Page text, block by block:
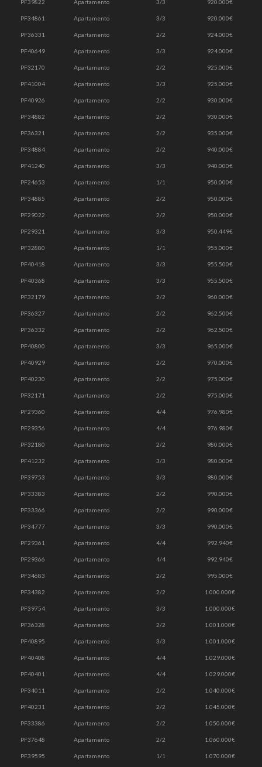
PF39822 Apartamento 3/3 920.000€
PF34861 Apartamento 3/3 920.000€
PF36331 Apartamento 2/2 924.000€
PF40649 Apartamento 3/3 924.000€
PF32170 Apartamento 2/2 925.000€
PF41004 Apartamento 3/3 925.000€
PF40926 Apartamento 2/2 930.000€
PF34882 Apartamento 2/2 930.000€
PF36321 Apartamento 2/2 935.000€
PF34884 Apartamento 2/2 940.000€
PF41240 Apartamento 3/3 940.000€
PF24653 Apartamento 1/1 950.000€
PF34885 Apartamento 2/2 950.000€
PF29022 Apartamento 2/2 950.000€
PF29321 Apartamento 3/3 950.449€
PF32880 Apartamento 1/1 955.000€
PF40418 Apartamento 3/3 955.500€
PF40368 Apartamento 3/3 955.500€
PF32179 Apartamento 2/2 960.000€
PF36327 Apartamento 2/2 962.500€
PF36332 Apartamento 2/2 962.500€
PF40800 Apartamento 3/3 965.000€
PF40929 Apartamento 2/2 970.000€
PF40230 Apartamento 2/2 975.000€
PF32171 Apartamento 2/2 975.000€
PF29360 Apartamento 4/4 976.980€
PF29356 Apartamento 4/4 976.980€
PF32180 Apartamento 2/2 980.000€
PF41232 Apartamento 3/3 980.000€
PF39753 Apartamento 3/3 980.000€
PF33383 Apartamento 2/2 990.000€
PF33366 Apartamento 2/2 990.000€
PF34777 Apartamento 3/3 990.000€
PF29361 Apartamento 4/4 992.940€
PF29366 Apartamento 4/4 992.940€
PF34683 Apartamento 2/2 995.000€
PF34382 Apartamento 2/2 1.000.000€
PF39754 Apartamento 3/3 1.000.000€
PF36328 Apartamento 2/2 1.001.000€
PF40895 Apartamento 3/3 1.001.000€
PF40408 Apartamento 4/4 1.029.000€
PF40401 Apartamento 4/4 1.029.000€
PF34011 Apartamento 2/2 1.040.000€
PF40231 Apartamento 2/2 1.045.000€
PF33386 Apartamento 2/2 1.050.000€
PF37648 Apartamento 2/2 1.060.000€
PF39595 Apartamento 1/1 1.070.000€